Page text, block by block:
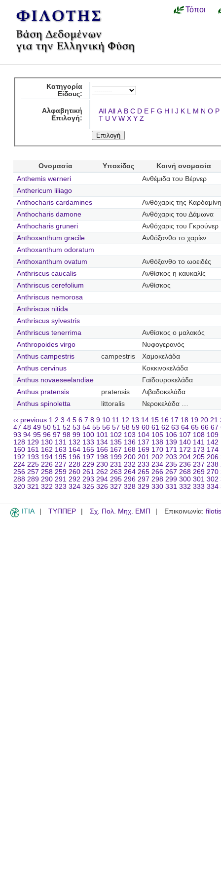
Τόποι
Κατηγορία
Είδους:
Αλφαβητική
Επιλογή:
All All A B C D E F G H I J K L M N O P
T U V W X Y Z
Ονομασία Υποείδος
Κοινή ονομασία
Anthemis werneri
Ανθέμιδα του Βέρνερ
Anthericum liliago
Anthocharis cardamines
Ανθόχαρις της
Anthocharis damone
Ανθόχαρις του Δάμωνα
Anthocharis gruneri
Ανθόχαρις του Γκρούνερ
Anthoxanthum gracile
Ανθόξανθο το χαρίεν
Anthoxanthum odoratum
Anthoxanthum ovatum
Ανθόξανθο το ωοειδές
Anthriscus caucalis
Ανθίσκος η καυκαλίς
Anthriscus cerefolium
Ανθίσκος
Anthriscus nemorosa
Anthriscus nitida
Anthriscus sylvestris
Anthriscus tenerrima
Ανθίσκος ο μαλακός
Anthropoides virgo
Νυφογερανός
Anthus campestris
campestris
Χαμοκελάδα
Anthus cervinus
Κοκκινοκελάδα
Anthus novaeseelandiae
Γαϊδουροκελάδα
Anthus pratensis
pratensis
Λιβαδοκελάδα
Anthus spinoletta
littoralis Νεροκελάδα …
‹‹ previous 1 2 3 4 5 6 7 8 9 10 11 12 13 14 15 16 17 18 19 20 21
47 48 49 50 51 52 53 54 55 56 57 58 59 60 61 62 63 64 65 66 67
93 94 95 96 97 98 99 100 101 102 103 104 105 106 107 108 109
128 129 130 131 132 133 134 135 136 137 138 139 140 141 142
160 161 162 163 164 165 166 167 168 169 170 171 172 173 174
192 193 194 195 196 197 198 199 200 201 202 203 204 205 206
224 225 226 227 228 229 230 231 232 233 234 235 236 237 238
256 257 258 259 260 261 262 263 264 265 266 267 268 269 270
288 289 290 291 292 293 294 295 296 297 298 299 300 301 302
320 321 322 323 324 325 326 327 328 329 330 331 332 333 334
ITIA ΤΥΠΠΕΡ Σχ. Πολ. Μηχ. ΕΜΠ Επικοινωνία: